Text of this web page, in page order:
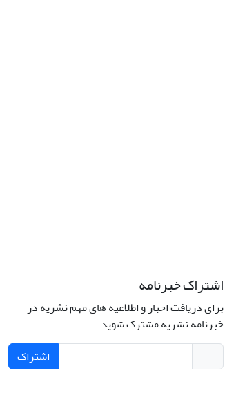
اشتراک خبرنامه
برای دریافت اخبار و اطلاعیه های مهم نشریه در
خبرنامه نشریه مشترک شوید.
اشتراک